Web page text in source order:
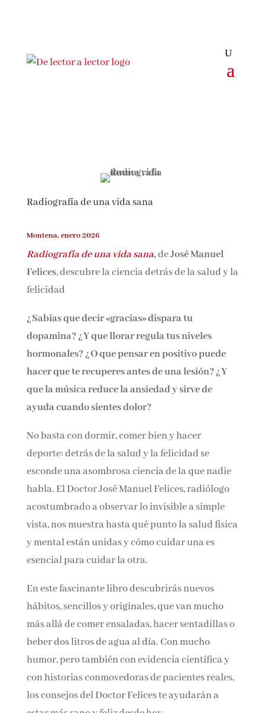
Radiografía de una vida sana
Montena, enero 2026
Radiografía de una vida sana,deJosé Manuel
Felices, descubre la ciencia detrás de la salud y la
felicidad
¿Sabías que decir «gracias» dispara tu
dopamina? ¿Y que llorar regula tus niveles
hormonales? ¿O que pensar en positivo puede
hacer que te recuperes antes de una lesión? ¿Y
que la música reduce la ansiedad y sirve de
ayuda cuando sientes dolor?
No basta con dormir, comer bien y hacer
deporte: detrás de la salud y la felicidad se
esconde una asombrosa ciencia de la que nadie
habla. El Doctor José Manuel Felices, radiólogo
acostumbrado a observar lo invisible a simple
vista, nos muestra hasta qué punto la salud física
y mental están unidas y cómo cuidar una es
esencial para cuidar la otra.
En este fascinante libro descubrirás nuevos
hábitos, sencillos y originales, que van mucho
más allá de comer ensaladas, hacer sentadillas o
beber dos litros de agua al día. Con mucho
humor, pero también con evidencia científica y
con historias conmovedoras de pacientes reales,
los consejos del Doctor Felices te ayudarán a